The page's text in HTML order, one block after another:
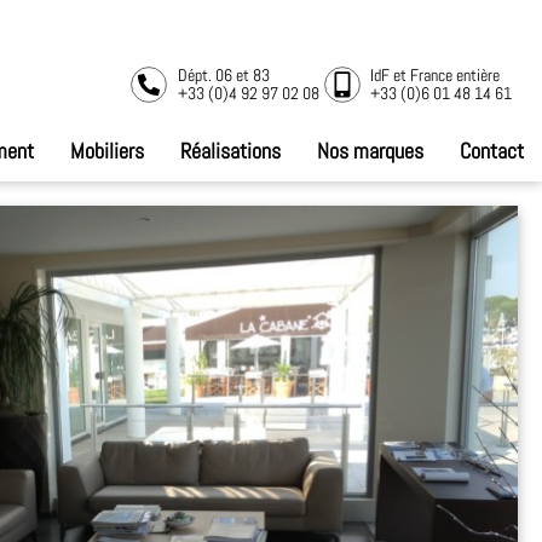
Dépt. 06 et 83
+33 (0)4 92 97 02 08
IdF et France entière
+33 (0)6 01 48 14 61
Mobiliers Réalisations Nos marques Contact